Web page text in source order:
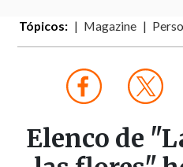
Tópicos: Magazine
Elenco de